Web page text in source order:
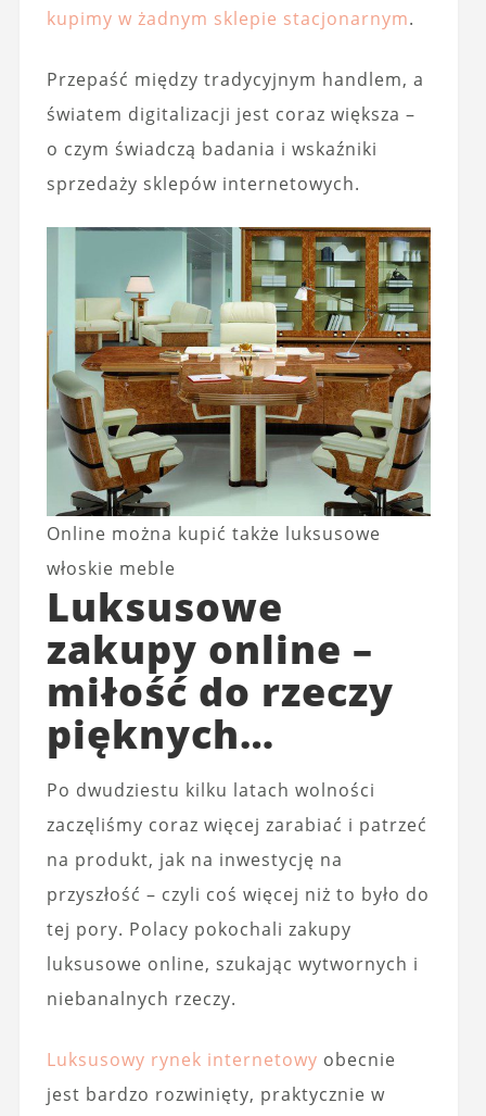
kupimy w żadnym sklepie stacjonarnym.
Przepaść między tradycyjnym handlem, a
światem digitalizacji jest coraz większa –
o czym świadczą badania i wskaźniki
sprzedaży sklepów internetowych.
Online można kupić także luksusowe
włoskie meble
Luksusowe
zakupy online –
miłość do rzeczy
pięknych…
Po dwudziestu kilku latach wolności
zaczęliśmy coraz więcej zarabiać i patrzeć
na produkt, jak na inwestycję na
przyszłość – czyli coś więcej niż to było do
tej pory. Polacy pokochali zakupy
luksusowe online, szukając wytwornych i
niebanalnych rzeczy.
Luksusowy rynek internetowy obecnie
jest bardzo rozwinięty, praktycznie w